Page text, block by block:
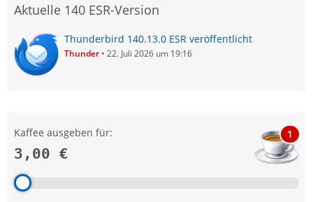
Aktuelle 140 ESR-Version
Thunderbird 140.13.0 ESR veröffentlicht
Thunder 22. Juli 2026 um 19:16
Kaffee ausgeben für:
3,00 €
1